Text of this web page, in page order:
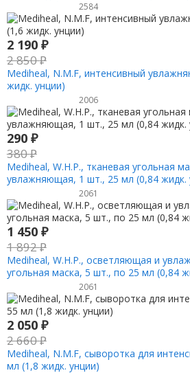
2584
2 190 ₽
2 850₽
Mediheal, N.M.F, интенсивный
жидк. унции)
2006
290 ₽
380₽
Mediheal, W.H.P., тканевая угольная
увлажняющая, 1 шт., 25 мл (0,84 жидк.
2061
1 450 ₽
1 892₽
Mediheal, W.H.P., осветляющая и
угольная маска, 5 шт., по 25 мл (0,84
2061
2 050 ₽
2 660₽
Mediheal, N.M.F, сыворотка для
мл (1,8 жидк. унции)